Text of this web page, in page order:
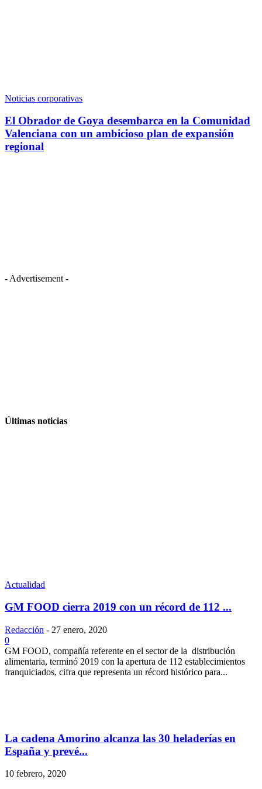
Noticias corporativas
El Obrador de Goya desembarca en la Comunidad
Valenciana con un ambicioso plan de expansión
regional
- Advertisement -
Últimas noticias
Actualidad
GM FOOD cierra 2019 con un récord de 112 ...
Redacción - 27 enero, 2020
0
GM FOOD, compañía referente en el sector de la distribución
alimentaria, terminó 2019 con la apertura de 112 establecimientos
franquiciados, cifra que representa un récord histórico para...
La cadena Amorino alcanza las 30 heladerías en
España y prevé...
10 febrero, 2020